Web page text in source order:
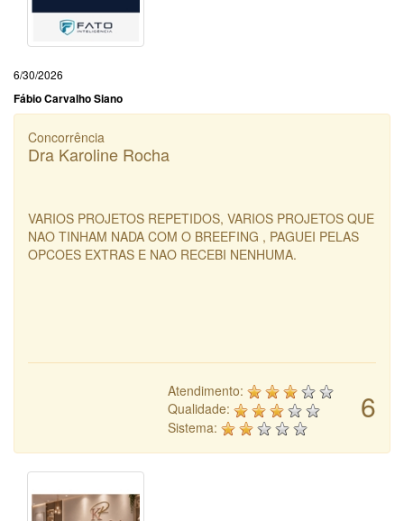
6/30/2026
Fábio Carvalho Siano
Concorrência
Dra Karoline Rocha
VARIOS PROJETOS REPETIDOS, VARIOS PROJETOS QUE
NAO TINHAM NADA COM O BREEFING , PAGUEI PELAS
OPCOES EXTRAS E NAO RECEBI NENHUMA.
6
Atendimento:
Qualidade:
Sistema: